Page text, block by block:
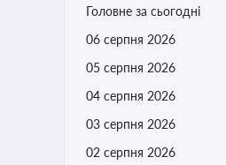
Головне за сьогодні
06 серпня 2026
05 серпня 2026
04 серпня 2026
03 серпня 2026
02 серпня 2026